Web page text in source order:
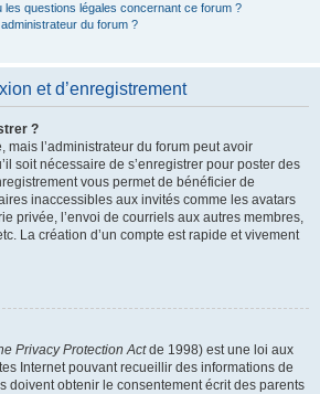
questions légales concernant ce forum ?
du forum ?
et d’enregistrement
?
mais l’administrateur du forum peut avoir
soit nécessaire de s’enregistrer pour poster des
vous permet de bénéficier de
inaccessibles aux invités comme les avatars
privée, l’envoi de courriels aux autres membres,
La création d’un compte est rapide et vivement
Privacy Protection Actde 1998) est une loi aux
Internet pouvant recueillir des informations de
doivent obtenir le consentement écrit des parents